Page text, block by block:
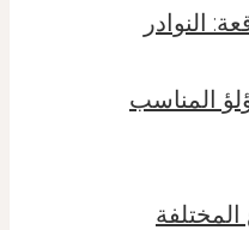
النوادر
المناسب
المختلفة